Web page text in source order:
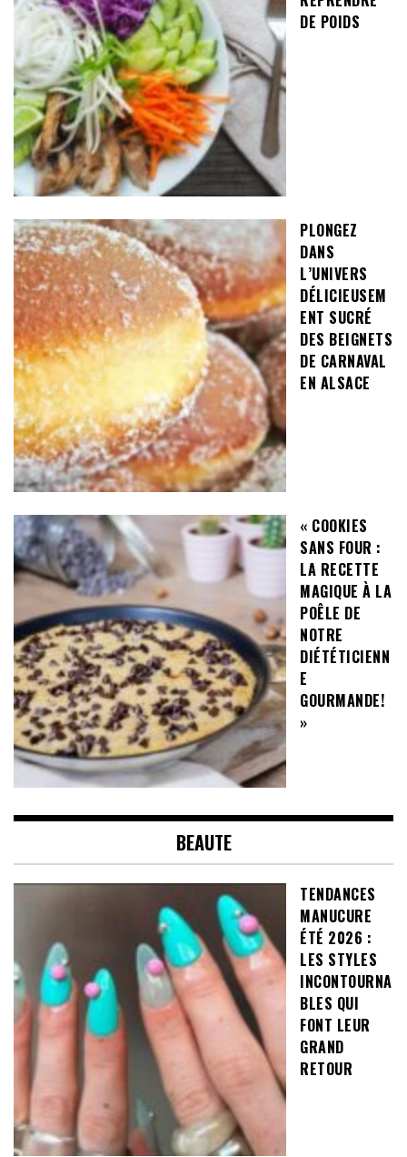
DE POIDS
PLONGEZ
DANS
L’UNIVERS
DÉLICIEUSEM
ENT SUCRÉ
DES BEIGNETS
DE CARNAVAL
EN ALSACE
« COOKIES
SANS FOUR :
LA RECETTE
MAGIQUE À LA
POÊLE DE
NOTRE
DIÉTÉTICIENN
E
GOURMANDE!
»
BEAUTE
TENDANCES
MANUCURE
ÉTÉ 2026 :
LES STYLES
INCONTOURNA
BLES QUI
FONT LEUR
GRAND
RETOUR